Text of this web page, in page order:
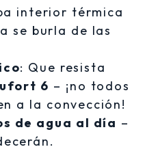
interior térmica
se burla de las
: Que resista
6 – ¡no todos
a la convección!
de agua al día –